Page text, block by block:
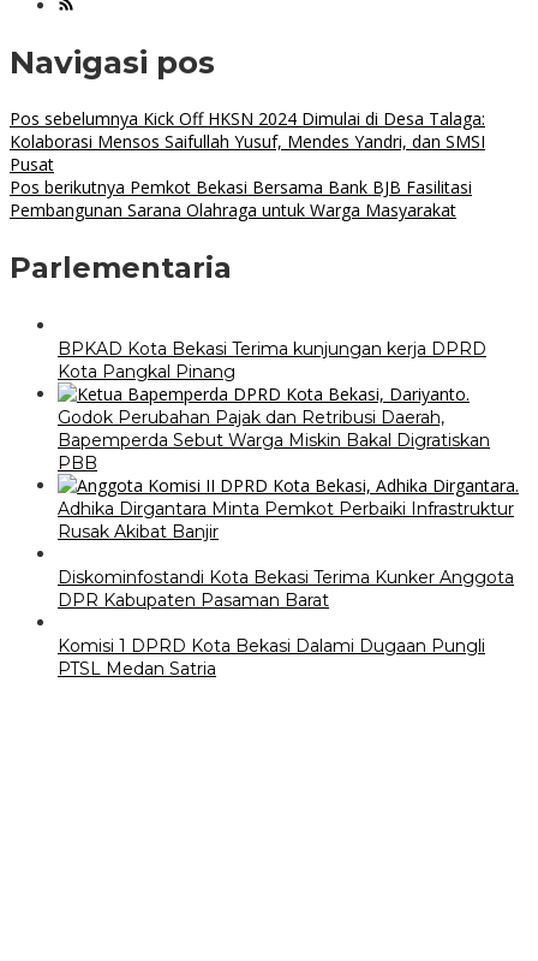
Navigasi pos
Pos sebelumnya Kick Off HKSN 2024 Dimulai di Desa Talaga:
Kolaborasi Mensos Saifullah Yusuf, Mendes Yandri, dan SMSI
Pusat
Pos berikutnya Pemkot Bekasi Bersama Bank BJB Fasilitasi
Pembangunan Sarana Olahraga untuk Warga Masyarakat
Parlementaria
BPKAD Kota Bekasi Terima kunjungan kerja DPRD
Kota Pangkal Pinang
Godok Perubahan Pajak dan Retribusi Daerah,
Bapemperda Sebut Warga Miskin Bakal Digratiskan
PBB
Adhika Dirgantara Minta Pemkot Perbaiki Infrastruktur
Rusak Akibat Banjir
Diskominfostandi Kota Bekasi Terima Kunker Anggota
DPR Kabupaten Pasaman Barat
Komisi 1 DPRD Kota Bekasi Dalami Dugaan Pungli
PTSL Medan Satria